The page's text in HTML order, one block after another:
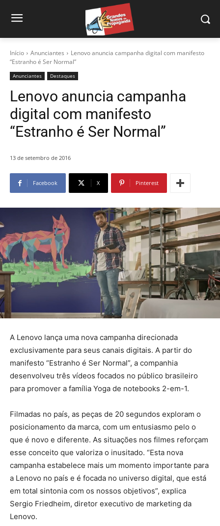
Início Anunciantes
Lenovo anuncia campanha digital com manifesto
“Estranho é Ser Normal”
Anunciantes Destaques
Lenovo anuncia campanha
digital com manifesto
“Estranho é Ser Normal”
13 de setembro de 2016
Facebook X Pinterest
A Lenovo lança uma nova campanha direcionada
exclusivamente para seus canais digitais. A partir do
manifesto “Estranho é Ser Normal”, a companhia
desenvolveu três vídeos focados no público brasileiro
para promover a família Yoga de notebooks 2-em-1.
Filmadas no país, as peças de 20 segundos exploram o
posicionamento da marca, com um entusiasmo pelo o
que é novo e diferente. As situações nos filmes reforçam
esse conceito que valoriza o inusitado. “Esta nova
campanha estabelece mais um momento importante para
a Lenovo no país e é focada no universo digital, que está
em total sintonia com os nossos objetivos”, explica
Sergio Friedheim, diretor executivo de marketing da
Lenovo.